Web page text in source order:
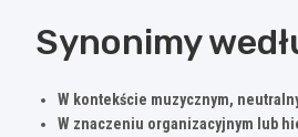
Synonimy
W kontekście muzycznym,
W znaczeniu organizacyjnym lub